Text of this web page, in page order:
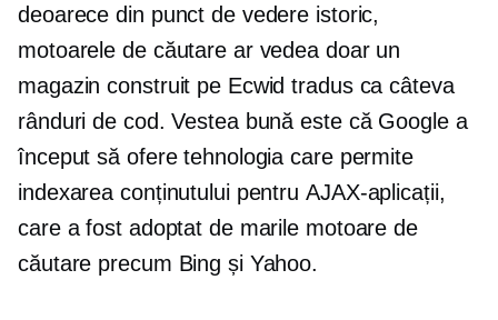
deoarece din punct de vedere istoric,
motoarele de căutare ar vedea doar un
magazin construit pe Ecwid tradus ca câteva
rânduri de cod. Vestea bună este că Google a
început să ofere tehnologia care permite
indexarea conținutului pentru AJAX-aplicații,
care a fost adoptat de marile motoare de
căutare precum Bing și Yahoo.